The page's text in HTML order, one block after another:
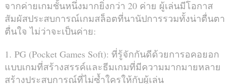
จากค่ายเกมชั้นหนึ่งมากยิ่งกว่า 20 ค่าย ผู้เล่นมีโอกาส
สัมผัสประสบการณ์เกมสล็อตที่นานัปการรวมทั้งน่าตื่นตา
ตื่นใจ ไม่ว่าจะเป็นค่าย:
1. PG (Pocket Games Soft): ที่รู้จักกันดีด้วยการอคอยอก
แบบเกมที่สร้างสรรค์และธีมเกมที่มีความมากมายหลาย
สร้างประสบการณ์ที่ไม่ซ้ำใครให้กับผู้เล่น